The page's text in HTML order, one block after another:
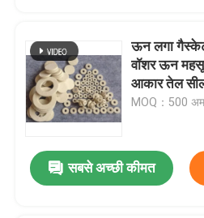
ऊन लगा
वॉशर ऊन
आकार तेल
MOQ：500
सबसे अच्छी कीमत